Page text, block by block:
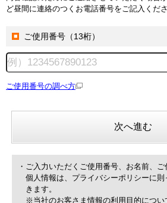
ど昼間に連絡のつくお電話番号をご記入くださ
ご使用番号（13桁）
ご使用番号の調べ方
次へ進む
・ご入力いただくご使用番号、お名前、
個人情報は、プライバシーポリシーに
きます。
※当社のお客さま情報の利用目的につい